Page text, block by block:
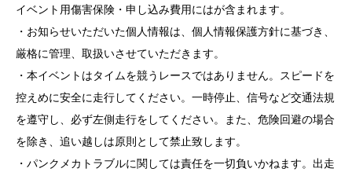
イベント用傷害保険・申し込み費用にはが含まれます。
・お知らせいただいた個人情報は、個人情報保護方針に基づき、
厳格に管理、取扱いさせていただきます。
・本イベントはタイムを競うレースではありません。スピードを
控えめに安全に走行してください。一時停止、信号など交通法規
を遵守し、必ず左側走行をしてください。また、危険回避の場合
を除き、追い越しは原則として禁止致します。
・パンクメカトラブルに関しては責任を一切負いかねます。出走